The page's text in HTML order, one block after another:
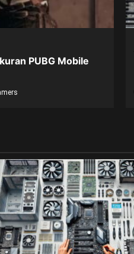
PUBG Mobile